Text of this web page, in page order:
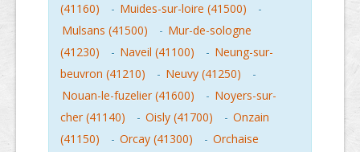
(41160)
- Muides-sur-loire (41500)
-
Mulsans (41500)
- Mur-de-sologne
(41230)
- Naveil (41100) - Neung-sur-
beuvron (41210)
- Neuvy (41250)
-
Nouan-le-fuzelier (41600)
- Noyers-sur-
cher (41140)
- Oisly (41700) - Onzain
(41150)
- Orcay (41300) - Orchaise